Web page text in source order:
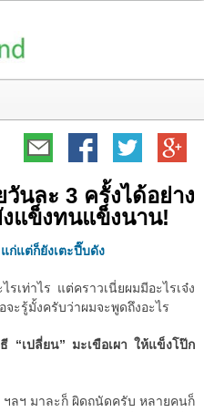
นละ 3 ครั้งได้อย่าง
แข็งทนแข็งนาน!
ก่แต่ก็ยังเตะปี๊บดัง
เท่าไร แต่คราวเนี่ยผมมีอะไรเจ๋ง
ะรู้มั้งครับว่าผมจะพูดถึงอะไร
“เปลี่ยน” มะเขือเผา ให้แข็งโป๊ก
ลฯ มาละก็ ผิดถนัดครับ หลายคนก็